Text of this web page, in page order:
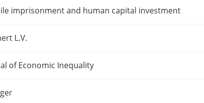
imprisonment and human capital investment
L.V.
of Economic Inequality